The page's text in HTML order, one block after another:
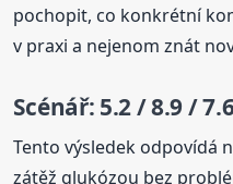
pochopit, co konkrétní
v praxi a nejenom znát
Scénář: 5.2 / 8.9 /
Tento výsledek odpovídá
zátěž glukózou bez